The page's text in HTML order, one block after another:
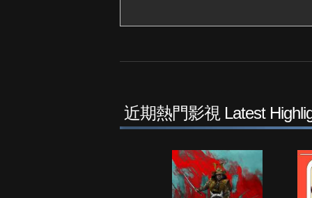
近期熱門影視 Latest